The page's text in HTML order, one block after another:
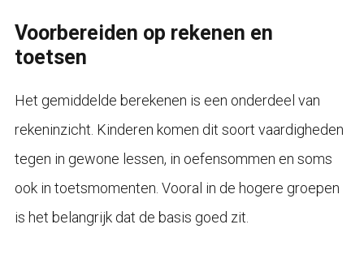
Voorbereiden op rekenen en
toetsen
Het gemiddelde berekenen is een onderdeel van
rekeninzicht. Kinderen komen dit soort vaardigheden
tegen in gewone lessen, in oefensommen en soms
ook in toetsmomenten. Vooral in de hogere groepen
is het belangrijk dat de basis goed zit.